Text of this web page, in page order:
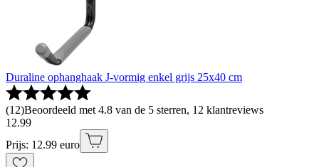
Duraline ophanghaak J-vormig enkel grijs 25x40 cm
(12)Beoordeeld met 4.8 van de 5 sterren, 12 klantreviews
12.99
Prijs: 12.99 euro